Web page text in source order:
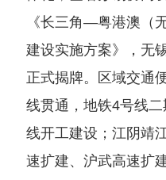
《长三角—粤港澳（
建设实施方案》，无
正式揭牌。区域交通
线贯通，地铁4号线
线开工建设；江阴靖
速扩建、沪武高速扩